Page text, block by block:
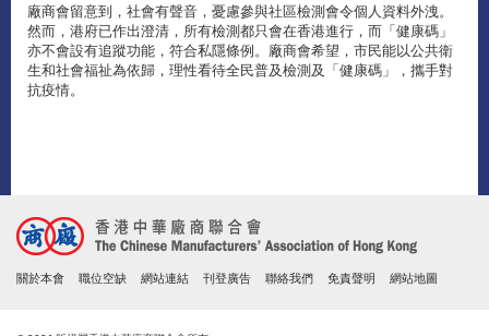
廠商會留意到，社會有聲音，憂慮參與社區檢測會令個人資料外洩。
然而，港府已作出澄清，所有檢測都只會在香港進行，而「健康碼」
亦不會設有追蹤功能，符合私隱條例。廠商會希望，市民能以公共衛
生和社會福祉為依歸，理性看待全民普及檢測及「健康碼」，攜手對
抗疫情。
關於本會 職位空缺 網站連結 刊登廣告 聯絡我們 免責聲明 網站地圖